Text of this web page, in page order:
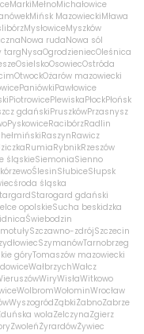
MarkiMełnoMichałowice
Mińsk MazowieckiMława
MysłowiceMyszków
Nowa rudaNowa sól
targNysaOgrodzieniecOleśnica
OsielskoOsowiecOstróda
OtwockOżarów mazowiecki
PaniówkiPawłowice
PiotrowicePlewiskaPłockPłońsk
gdańskiPruszkówPrzasnysz
PyskowiceRacibórzRadlin
RaszynRawicz
RumiaRybnikRzeszów
śląskieSiemoniaSienno
ŚlesinSłubiceSłupsk
środa śląska
Starogard gdański
opolskieSucha beskidzka
Świebodzin
Szczawno-zdrójSzczecin
SzymanówTarnobrzeg
góryTomaszów mazowiecki
WałbrzychWałcz
WiryWisłaWitkowo
WolbromWołominWrocław
WyszogródZąbkiŻabnoZabrze
wolaZelczynaZgierz
ZwoleńŻyrardówŻywiec